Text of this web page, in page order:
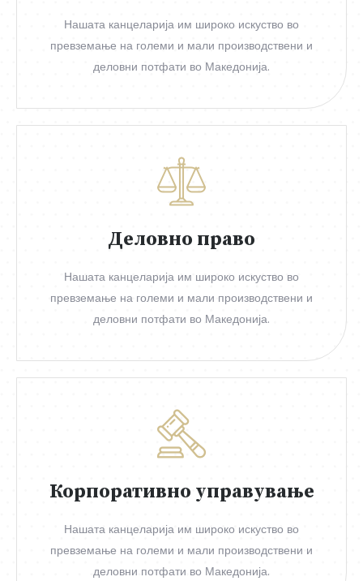
Нашата канцеларија им широко искуство во
превземање на големи и мали производствени и
деловни потфати во Македонија.
Деловно право
Нашата канцеларија им широко искуство во
превземање на големи и мали производствени и
деловни потфати во Македонија.
Корпоративно управување
Нашата канцеларија им широко искуство во
превземање на големи и мали производствени и
деловни потфати во Македонија.